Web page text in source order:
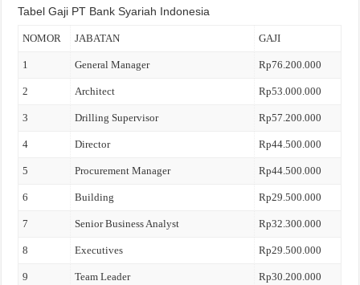
Tabel Gaji PT Bank Syariah Indonesia
NOMOR JABATAN GAJI
1 General Manager Rp76.200.000
2 Architect Rp53.000.000
3 Drilling Supervisor Rp57.200.000
4 Director Rp44.500.000
5 Procurement Manager Rp44.500.000
6 Building Rp29.500.000
7 Senior Business Analyst Rp32.300.000
8 Executives Rp29.500.000
9 Team Leader Rp30.200.000